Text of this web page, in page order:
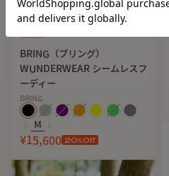
BRING（ブリング）
WUNDERWEAR シームレスフ
ーディー
BRING
M
¥15,600 20%Off